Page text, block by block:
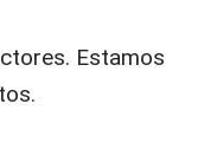
Estamos